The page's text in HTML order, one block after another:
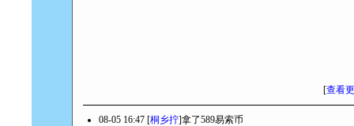
[查看
08-05 16:47 [桐乡拧]拿了589易索币